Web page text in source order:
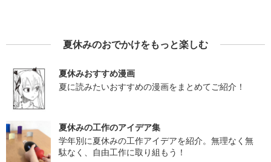
夏休みのおでかけをもっと楽しむ
夏休みおすすめ漫画
夏に読みたいおすすめの漫画をまとめてご紹介！
夏休みの工作のアイデア集
学年別に夏休みの工作アイデアを紹介。無理なく無
駄なく、自由工作に取り組もう！